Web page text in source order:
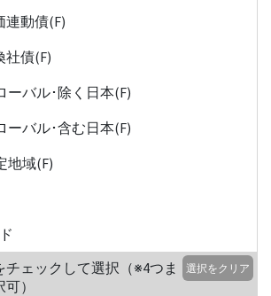
連動債(F)
社債(F)
ーバル･除く日本(F)
ーバル･含む日本(F)
地域(F)
チェックして選択（※4つま
）
選択をクリア